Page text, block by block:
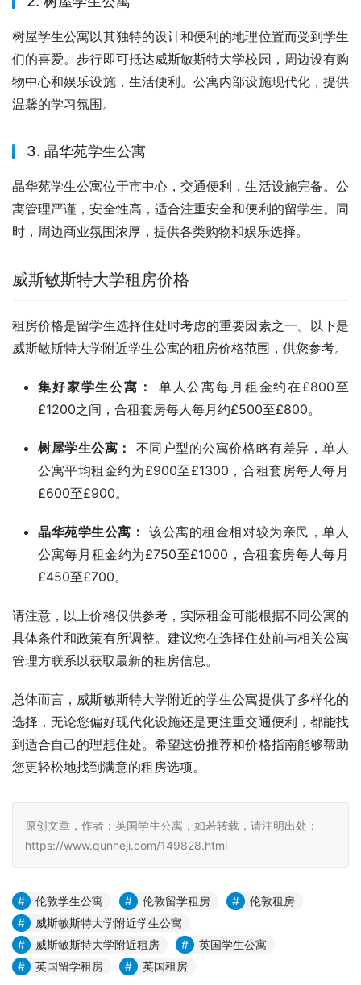
树屋学生公寓以其独特的设计和便利的地理位置而受到学生
们的喜爱。步行即可抵达威斯敏斯特大学校园，周边设有购
物中心和娱乐设施，生活便利。公寓内部设施现代化，提供
温馨的学习氛围。
3. 晶华苑学生公寓
晶华苑学生公寓位于市中心，交通便利，生活设施完备。公
寓管理严谨，安全性高，适合注重安全和便利的留学生。同
时，周边商业氛围浓厚，提供各类购物和娱乐选择。
威斯敏斯特大学租房价格
租房价格是留学生选择住处时考虑的重要因素之一。以下是
威斯敏斯特大学附近学生公寓的租房价格范围，供您参考。
集好家学生公寓：
单人公寓每月租金约在£800至
£1200之间，合租套房每人每月约£500至£800。
树屋学生公寓：
不同户型的公寓价格略有差异，单人
公寓平均租金约为£900至£1300，合租套房每人每月
£600至£900。
晶华苑学生公寓： 该公寓的租金相对较为亲民，单人
公寓每月租金约为£750至£1000，合租套房每人每月
£450至£700。
请注意，以上价格仅供参考，实际租金可能根据不同公寓的
具体条件和政策有所调整。建议您在选择住处前与相关公寓
管理方联系以获取最新的租房信息。
总体而言，威斯敏斯特大学附近的学生公寓提供了多样化的
选择，无论您偏好现代化设施还是更注重交通便利，都能找
到适合自己的理想住处。希望这份推荐和价格指南能够帮助
您更轻松地找到满意的租房选项。
原创文章，作者：英国学生公寓，如若转载，请注明出处：
https://www.qunheji.com/149828.html
伦敦学生公寓 伦敦留学租房
伦敦租房
威斯敏斯特大学附近学生公寓
威斯敏斯特大学附近租房
英国学生公寓
英国留学租房
英国租房